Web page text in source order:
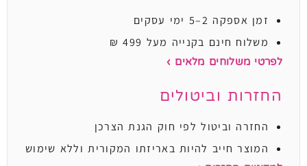
זמן אספקה 2–5 ימי עסקים
משלוח חינם בקנייה מעל 499 ₪
לפרטי משלוחים מלאים ›
החזרות וביטולים
החזרה וביטול לפי חוק הגנת הצרכן
המוצר חייב להיות באריזתו המקורית וללא שימוש